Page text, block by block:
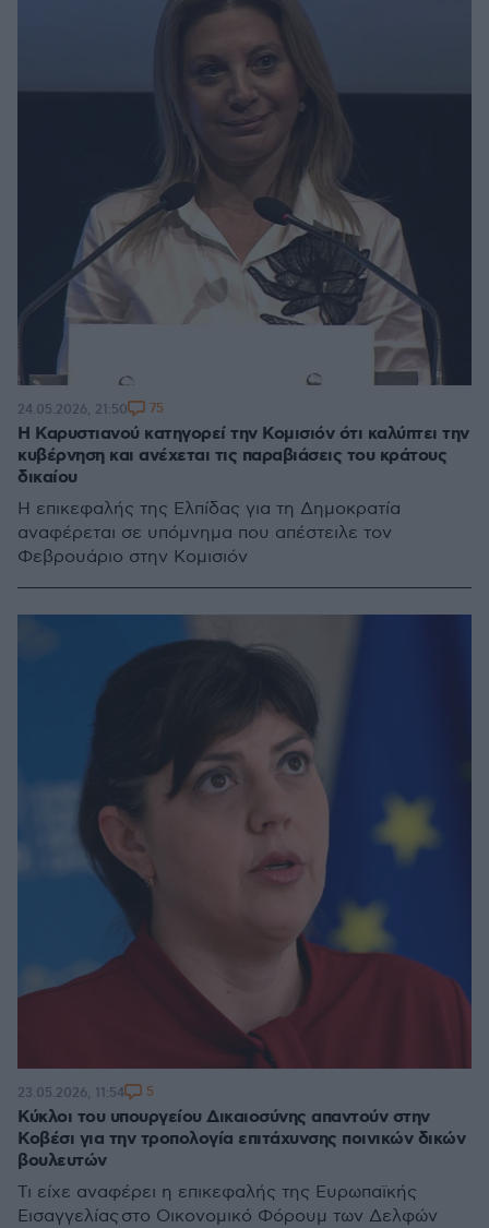
Η Καρυστιανού κατηγορεί την Κομισιόν ότι καλύπτει την
κυβέρνηση και ανέχεται τις παραβιάσεις του κράτους
δικαίου
Η επικεφαλής της Ελπίδας για τη Δημοκρατία
αναφέρεται σε υπόμνημα που απέστειλε τον
Φεβρουάριο στην Κομισιόν
24.05.2026, 21:50 75
Κύκλοι του υπουργείου Δικαιοσύνης απαντούν στην
Κοβέσι για την τροπολογία επιτάχυνσης ποινικών δικών
βουλευτών
Τι είχε αναφέρει η επικεφαλής της Ευρωπαϊκής
Εισαγγελίας στο Οικονομικό Φόρουμ των Δελφών
23.05.2026, 11:54 5